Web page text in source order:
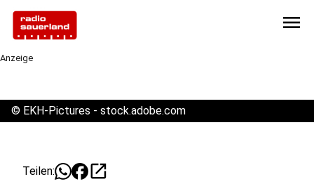
menu
Anzeige
© EKH-Pictures - stock.adobe.com
Teilen: open_in_new